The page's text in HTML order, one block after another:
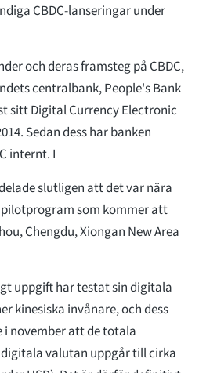
CBDC-lanseringar under
och deras framsteg på CBDC,
centralbank, People's Bank
sitt Digital Currency Electronic
Sedan dess har banken
internt. I
slutligen att det var nära
pilotprogram som kommer att
Chengdu, Xiongan New Area
uppgift har testat sin digitala
kinesiska invånare, och dess
november att de totala
valutan uppgår till cirka